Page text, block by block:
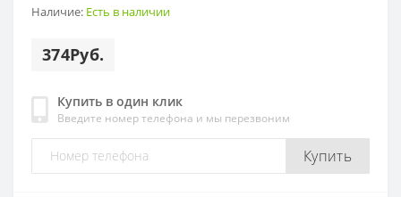
Наличие: Есть в наличии
374Руб.
Купить в один клик
Введите номер телефона и мы перезвоним
Купить